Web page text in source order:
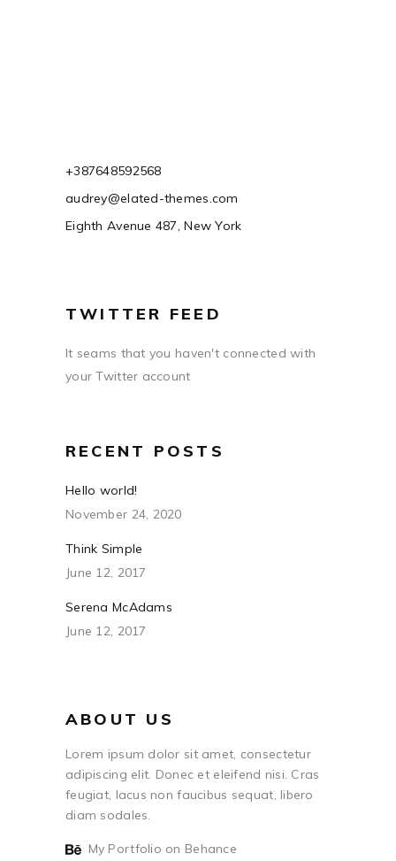
+387648592568
audrey@elated-themes.com
Eighth Avenue 487, New York
TWITTER FEED
It seams that you haven't connected with
your Twitter account
RECENT POSTS
Hello world!
November 24, 2020
Think Simple
June 12, 2017
Serena McAdams
June 12, 2017
ABOUT US
Lorem ipsum dolor sit amet, consectetur
adipiscing elit. Donec et eleifend nisi. Cras
feugiat, lacus non faucibus sequat, libero
diam sodales.
My Portfolio on Behance